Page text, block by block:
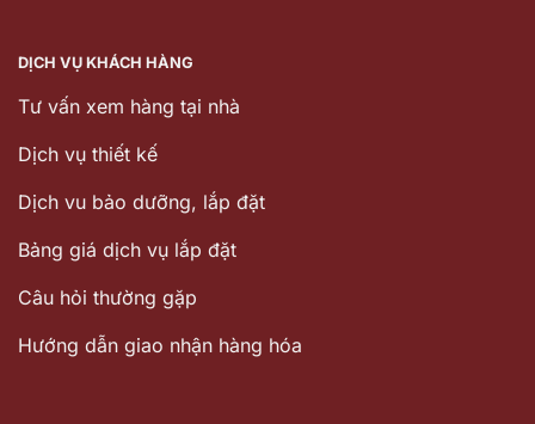
DỊCH VỤ KHÁCH HÀNG
Tư vấn xem hàng tại nhà
Dịch vụ thiết kế
Dịch vu bảo dưỡng, lắp đặt
Bảng giá dịch vụ lắp đặt
Câu hỏi thường gặp
Hướng dẫn giao nhận hàng hóa